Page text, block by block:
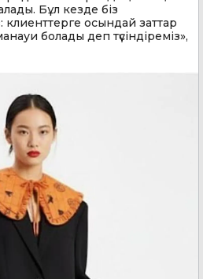
Бұл кезде біз
осындай заттар
болады деп түсіндіреміз»,